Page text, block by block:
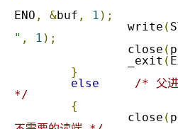
ENO , &buf , 1 );
		write
(
" , 1 );
		close
(
		_exit
(
}
else
/* 父
*/
{
		close
(